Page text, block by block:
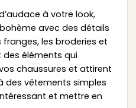
à votre look,
avec des détails
les broderies et
éléments qui
chaussures et attirent
des vêtements simples
et mettre en